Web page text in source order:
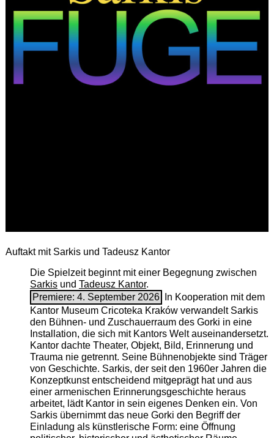
Auftakt mit Sarkis und Tadeusz Kantor
Die Spielzeit beginnt mit einer Begegnung zwischen
Sarkisund Tadeusz Kantor.
Premiere: 4. September 2026
In Kooperation mit dem
Kantor Museum Cricoteka Kraków verwandelt Sarkis
den Bühnen- und Zuschauerraum des Gorki in eine
Installation, die sich mit Kantors Welt auseinandersetzt.
Kantor dachte Theater, Objekt, Bild, Erinnerung und
Trauma nie getrennt. Seine Bühnenobjekte sind Träger
von Geschichte. Sarkis, der seit den 1960er Jahren die
Konzeptkunst entscheidend mitgeprägt hat und aus
einer armenischen ­Erinnerungsgeschichte heraus
arbeitet, lädt Kantor in sein eigenes Denken ein. Von
Sarkis übernimmt das neue Gorki den Begriff der
Einladung als künstlerische Form: eine Öffnung